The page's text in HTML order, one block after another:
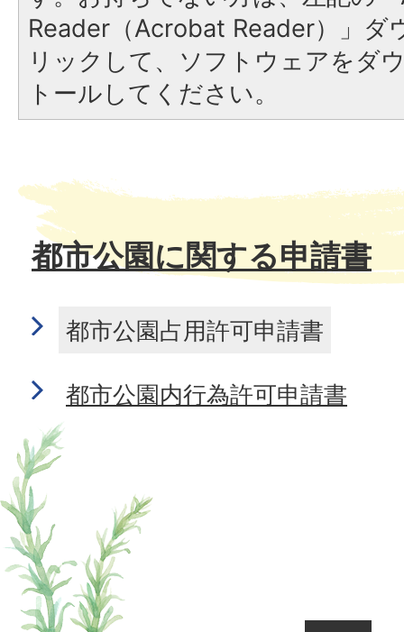
Reader（Acrobat Reader）」ダ
リックして、ソフトウェアをダ
トールしてください。
都市公園に関する申請書
都市公園占用許可申請書
都市公園内行為許可申請書